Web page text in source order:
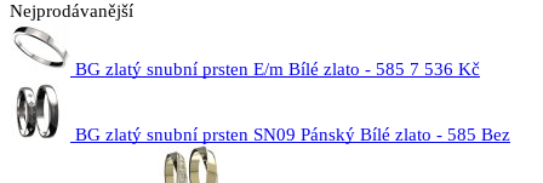
Nejprodávanější
BG zlatý snubní prsten E/m Bílé zlato - 585 7 536 Kč
BG zlatý snubní prsten SN09 Pánský Bílé zlato - 585 Bez